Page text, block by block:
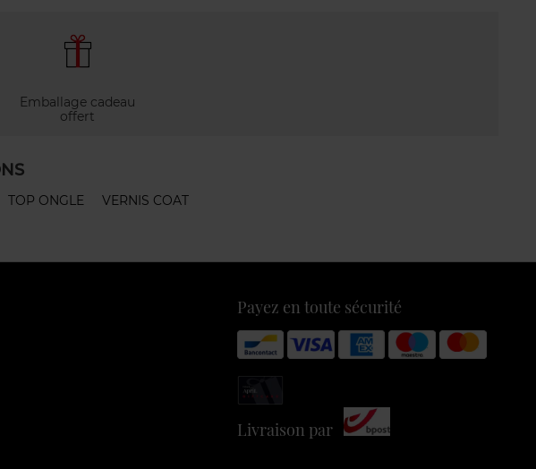
Emballage cadeau
offert
TOP ONGLE VERNIS COAT
Payez en toute sécurité
Livraison par